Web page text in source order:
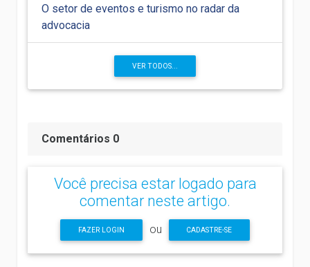
O setor de eventos e turismo no radar da
advocacia
VER TODOS...
Comentários 0
Você precisa estar logado para
comentar neste artigo.
FAZER LOGIN ou CADASTRE-SE